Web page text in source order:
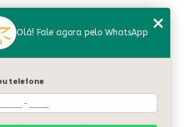
Olá! Fale agora pelo WhatsApp
telefone